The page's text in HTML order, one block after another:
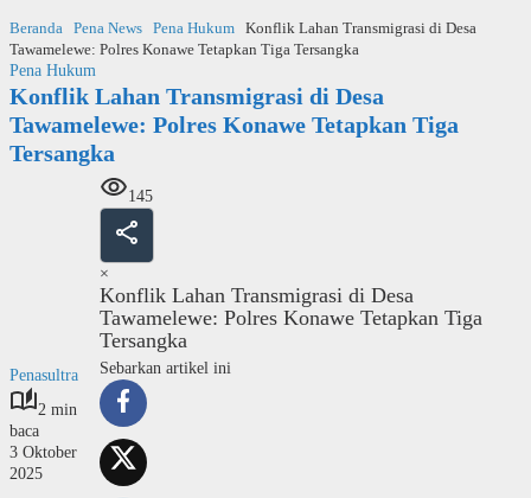
ke
konten
Beranda Pena News Pena Hukum
Konflik Lahan Transmigrasi di Desa
Tawamelewe: Polres Konawe Tetapkan Tiga Tersangka
Pena Hukum
Konflik Lahan Transmigrasi di Desa
Tawamelewe: Polres Konawe Tetapkan Tiga
Tersangka
Penasultra
2 min
baca
3 Oktober
2025
145
×
Konflik Lahan Transmigrasi di Desa
Tawamelewe: Polres Konawe Tetapkan Tiga
Tersangka
Sebarkan artikel ini